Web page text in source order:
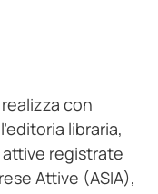
con
libraria,
attive registrate
Attive (ASIA),